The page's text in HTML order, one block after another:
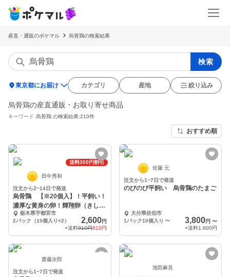
産直・通販のポケマル 烏骨鶏の検索結果
検索
location_on東京都にお届け カテゴリ 産地 絞り込み
烏骨鶏の産直通販・お取り寄せ商品
キーワード 烏骨鶏 の検索結果:210件
おすすめ順
送料300円割引
田中秀和
注文から2~14日で発送
烏骨鶏 【※20個入】！平飼い！
濃厚な黄身の卵！輝翔卵（きしょ
うらん）
栃木県宇都宮市
2パック（10個入り×2）
2,600円
+送料910円610円
佐藤 元
注文から1~7日で発送
のびのび平飼い 烏骨鶏のたまご
大分県佐伯市
1パック10個入り 〜 3,800円 〜
+送料1,600円
齋藤次郎
注文から1~7日で発送
池田麻見